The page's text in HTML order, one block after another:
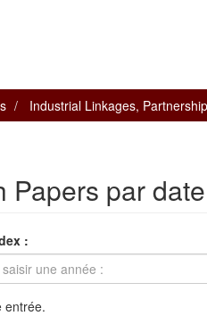
Industrial Linkages,
Papers par
:
entrée.